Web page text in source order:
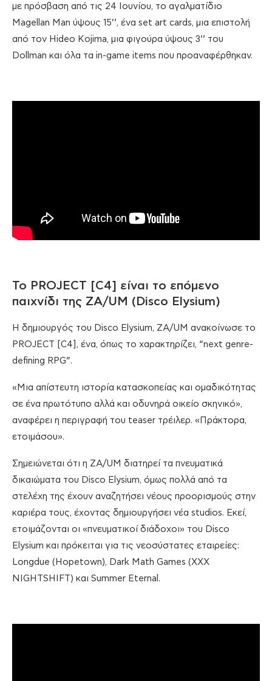
με πρόσβαση από τις 24 Ιουνίου, το αγαλματίδιο
Magellan Man ύψους 15’’, ένα set art cards, μια επιστολή
από τον Hideo Kojima, μια φιγούρα ύψους 3’’ του
Dollman και όλα τα in-game items που προαναφέρθηκαν.
Το PROJECT [C4] είναι το επόμενο
παιχνίδι της ZA/UM (Disco Elysium)
Η δημιουργός του Disco Elysium, ZA/UM ανακοίνωσε το
PROJECT [C4], ένα, όπως το χαρακτηρίζει, “next genre-
defining RPG”.
«Μια απίστευτη ιστορία κατασκοπείας και ομαδικότητας
σε ένα πρωτότυπο αλλά και οδυνηρά οικείο σκηνικό»,
αναφέρει η περιγραφή του teaser τρέιλερ. «Πράκτορα,
ετοιμάσου».
Σημειώνεται ότι η ZA/UM διατηρεί τα πνευματικά
δικαιώματα του Disco Elysium, όμως πολλά από τα
στελέχη της έχουν αναζητήσει νέους προορισμούς στην
καριέρα τους, έχοντας δημιουργήσει νέα studios. Εκεί,
ετοιμάζονται οι «πνευματικοί διάδοχοι» του Disco
Elysium και πρόκειται για τις νεοσύστατες εταιρείες:
Longdue (Hopetown), Dark Math Games (XXX
NIGHTSHIFT) και Summer Eternal.